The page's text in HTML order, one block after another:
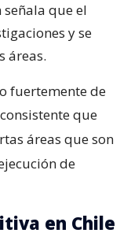
que el
y se
áreas.
fuertemente de
que
áreas que son
de
en Chile